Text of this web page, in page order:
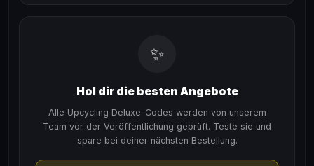
✨
Hol dir die besten Angebote
Alle Upcycling Deluxe-Codes werden von unserem
Team vor der Veröffentlichung geprüft. Teste sie und
spare bei deiner nächsten Bestellung.